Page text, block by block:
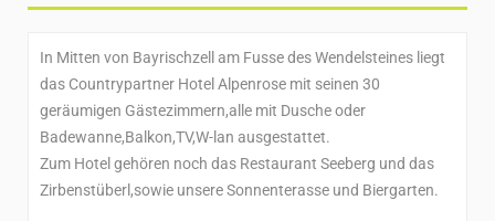
In Mitten von Bayrischzell am Fusse des Wendelsteines liegt
das Countrypartner Hotel Alpenrose mit seinen 30
geräumigen Gästezimmern,alle mit Dusche oder
Badewanne,Balkon,TV,W-lan ausgestattet.
Zum Hotel gehören noch das Restaurant Seeberg und das
Zirbenstüberl,sowie unsere Sonnenterasse und Biergarten.